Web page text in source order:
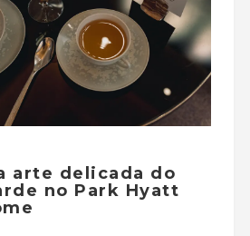
arte delicada do
no Park Hyatt